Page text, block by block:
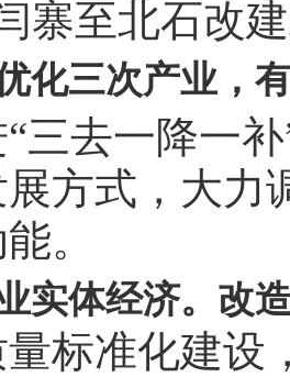
寨至北石改
优化三次产业，
三去一降一
方式，大力
。
实体经济。 改
标准化建设